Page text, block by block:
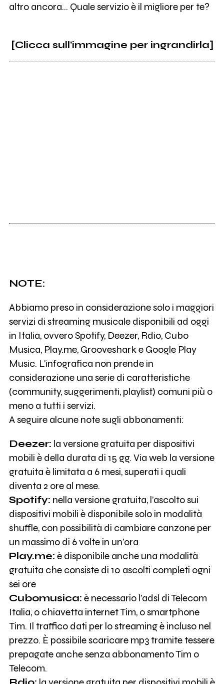
altro ancora... Quale servizio è il migliore per te?
[Clicca sull'immagine per ingrandirla]
NOTE:
Abbiamo preso in considerazione solo i maggiori
servizi di streaming musicale disponibili ad oggi
in Italia, ovvero Spotify, Deezer, Rdio, Cubo
Musica, Play.me, Grooveshark e Google Play
Music. L'infografica non prende in
considerazione una serie di caratteristiche
(community, suggerimenti, playlist) comuni più o
meno a tutti i servizi.
A seguire alcune note sugli abbonamenti:
Deezer: la versione gratuita per dispositivi
mobili è della durata di 15 gg. Via web la versione
gratuita è limitata a 6 mesi, superati i quali
diventa 2 ore al mese.
Spotify: nella versione gratuita, l’ascolto sui
dispositivi mobili è disponibile solo in modalità
shuffle, con possibilità di cambiare canzone per
un massimo di 6 volte in un’ora
Play.me: è disponibile anche una modalità
gratuita che consiste di 10 ascolti completi ogni
sei ore
Cubomusica: è necessario l’adsl di Telecom
Italia, o chiavetta internet Tim, o smartphone
Tim. Il traffico dati per lo streaming è incluso nel
prezzo. È possibile scaricare mp3 tramite tessere
prepagate anche senza abbonamento Tim o
Telecom.